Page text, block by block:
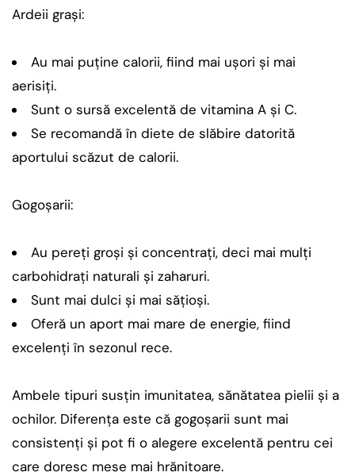
Ardeii grași:
Au mai puține calorii, fiind mai ușori și mai
aerisiți.
Sunt o sursă excelentă de vitamina A și C.
Se recomandă în diete de slăbire datorită
aportului scăzut de calorii.
Gogoșarii:
Au pereți groși și concentrați, deci mai mulți
carbohidrați naturali și zaharuri.
Sunt mai dulci și mai sățioși.
Oferă un aport mai mare de energie, fiind
excelenți în sezonul rece.
Ambele tipuri susțin imunitatea, sănătatea pielii și a
ochilor. Diferența este că gogoșarii sunt mai
consistenți și pot fi o alegere excelentă pentru cei
care doresc mese mai hrănitoare.